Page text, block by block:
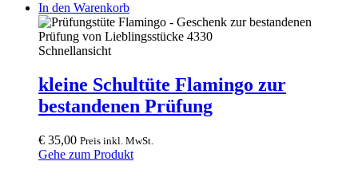
In den Warenkorb
Schnellansicht
kleine Schultüte Flamingo zur
bestandenen Prüfung
€ 35,00 Preis inkl. MwSt.
Gehe zum Produkt